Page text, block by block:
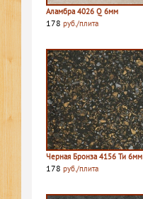
Аламбра 4026 Q 6мм
178 руб./плита
Черная Бронза 4156 Ти 6мм
178 руб./плита